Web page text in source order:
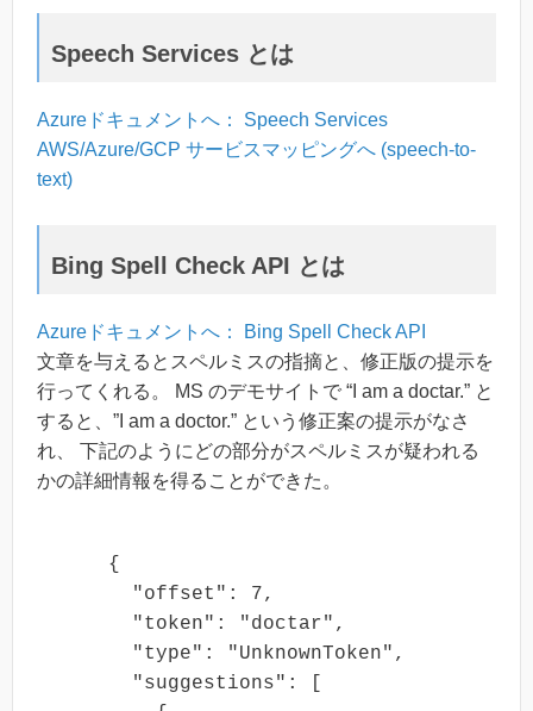
Speech Services とは
Azureドキュメントへ： Speech Services
AWS/Azure/GCP サービスマッピングへ (speech-to-
text)
Bing Spell Check API とは
Azureドキュメントへ： Bing Spell Check API
文章を与えるとスペルミスの指摘と、修正版の提示を
行ってくれる。 MS のデモサイトで “I am a doctar.” と
すると、”I am a doctor.” という修正案の提示がなさ
れ、 下記のようにどの部分がスペルミスが疑われる
かの詳細情報を得ることができた。